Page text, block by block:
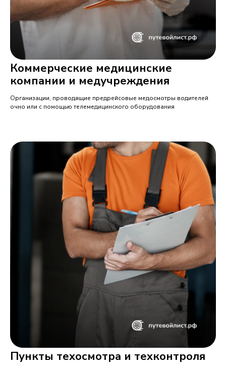
Коммерческие медицинские
компании и медучреждения
Организации, проводящие предрейсовые медосмотры водителей
очно или с помощью телемедицинского оборудования
Пункты техосмотра и техконтроля